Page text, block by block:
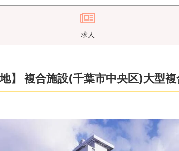
求人
】 複合施設(千葉市中央区)大型